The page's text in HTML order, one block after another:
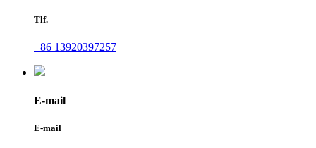
Tlf.
+86 13920397257
E-mail
E-mail